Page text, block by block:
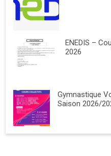
ENEDIS –
2026
Gymnastique
Saison 2026/